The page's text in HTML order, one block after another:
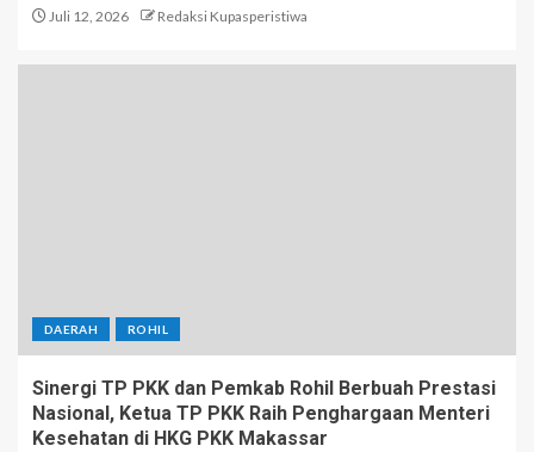
Juli 12, 2026 Redaksi Kupasperistiwa
DAERAH ROHIL
Sinergi TP PKK dan Pemkab Rohil Berbuah Prestasi
Nasional, Ketua TP PKK Raih Penghargaan Menteri
Kesehatan di HKG PKK Makassar